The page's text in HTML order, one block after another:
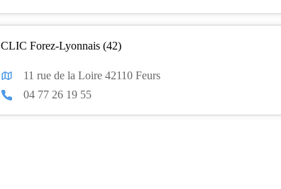
CLIC Forez-Lyonnais (42)
11 rue de la Loire 42110 Feurs
04 77 26 19 55